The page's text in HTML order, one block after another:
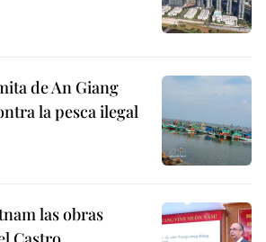
de An Giang
la pesca ilegal
las obras